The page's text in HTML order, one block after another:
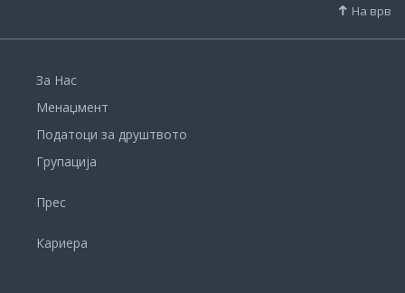
На врв
За Нас
Менаџмент
Податоци за друштвото
Групација
Прес
Кариера